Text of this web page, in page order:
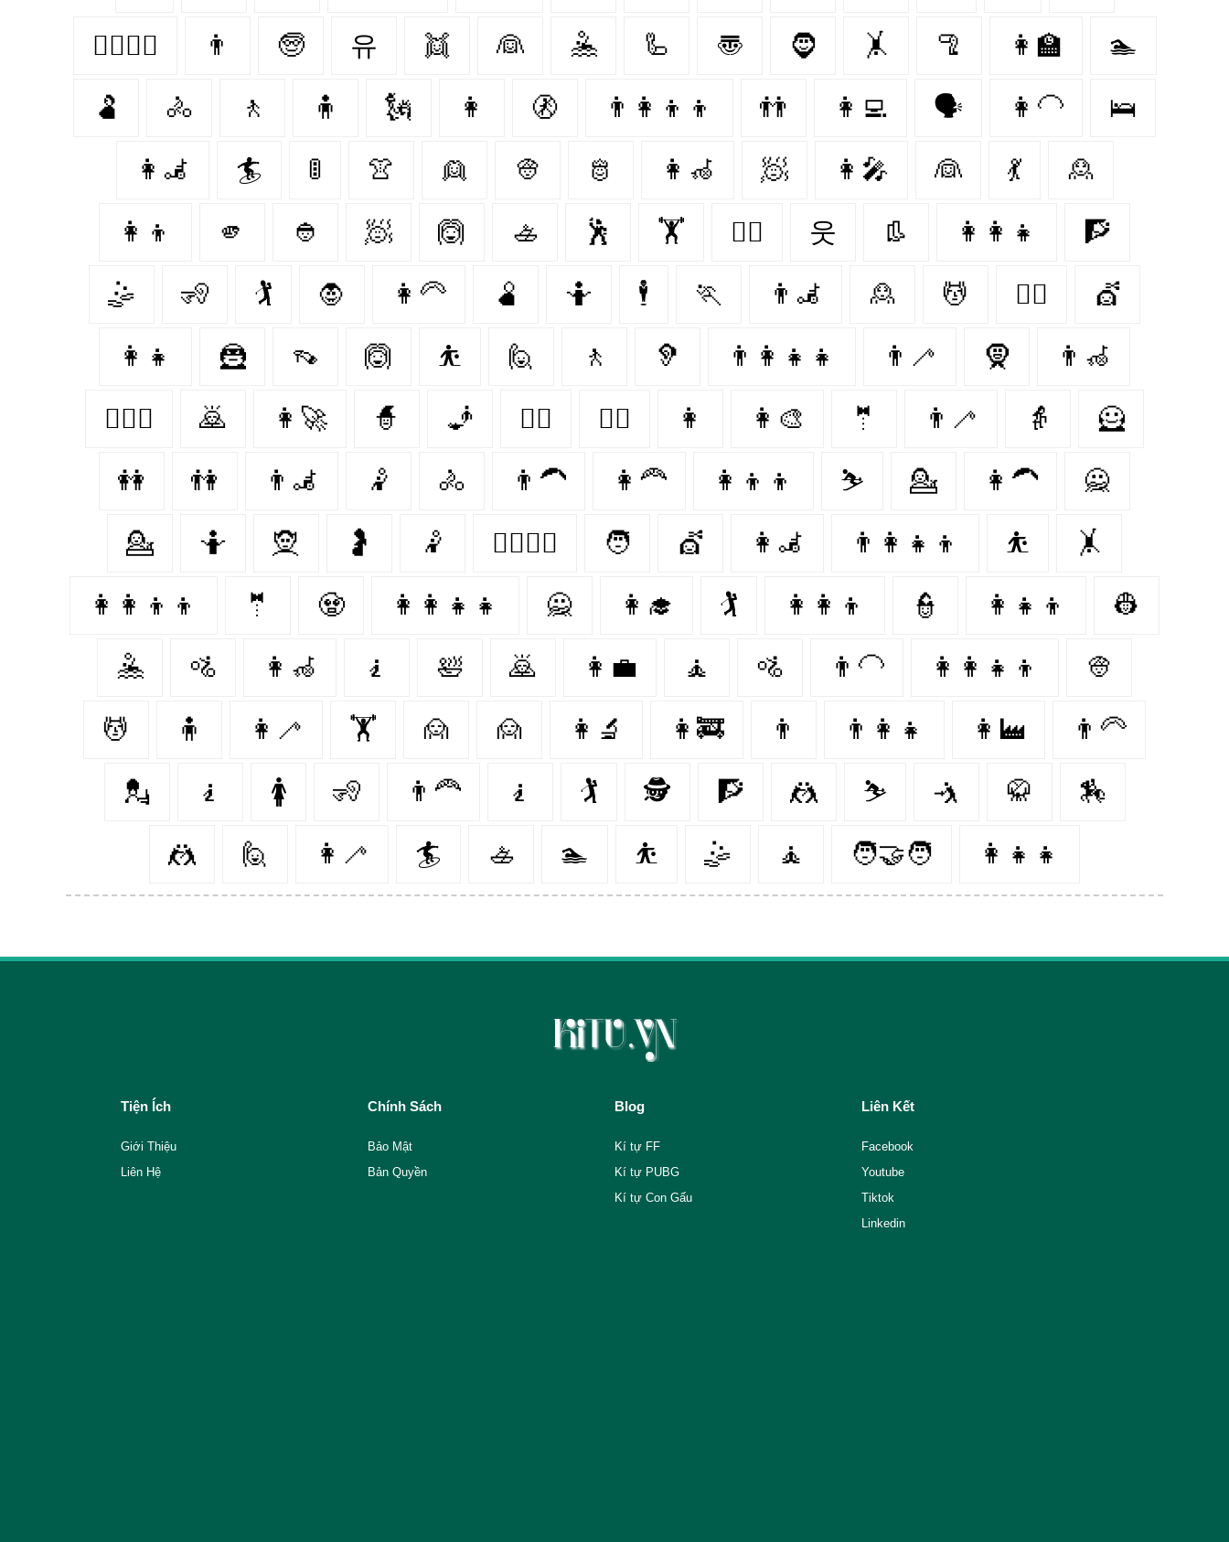
👩‍❤️‍💋‍👩 👨 🧓 유 👯 👰 🤽 🦾 〠 🧔‍ 🤸 🦿 👩‍🏫 🏊
🫃 🚴 🚶 🧍 🗽 👩 🚷 👨‍👩‍👦‍👦 👬 👩‍💻 🗣️ 👩‍🦲 🛌
👩‍🦼‍ 🏄 🚦 👚 👱 👳 🫅 👩‍🦽‍ 🧖‍ 👩‍🎤 👰‍ 💃 🙎‍
👩‍👦 🫵 👲 🧖 🙆 🚣 🕺 🏋 👩‍⚕️ 웃 👢 👩‍👩‍👧 🧗
🤹 🧏 🏌 🧛‍ 👩‍🦳 🫄 🤷 🕴 🏃‍ 👨‍🦼‍️ 🙎 💆 🐕‍🦺 💇‍
👩‍👧 🦹‍ 👡 🙆‍ ⛹ 🙋 🚶‍ 🦻 👨‍👩‍👧‍👧 👨‍🦯 🧕 👨‍🦽
👩‍❤️‍👩 🙇 👩‍🚀 🧙‍ 🧞‍ 👩‍✈️ 👩‍⚖️ 👩‍ 👩‍🎨 🤵‍ 👨‍🦯‍ 👵 🦸‍
👭 👫 👨‍🦼 🤾 🚴‍ 👨‍🦱 👩‍🦰 👩‍👦‍👦 ⛷️ 💁 👩‍🦱 🙅
💁‍ 🤷‍ 🧝‍ 🤰 🤾‍ 👩‍❤️‍💋‍👨 🧑‍ 💇 👩‍🦼 👨‍👩‍👧‍👦 ⛹️ 🤸‍
👩‍👩‍👦‍👦 🤵 🧟‍ 👩‍👩‍👧‍👧 🙅‍ 👩‍🎓 🏌️‍ 👩‍👩‍👦 👮‍ 👩‍👧‍👦 👷‍
🤽‍ 🚵 👩‍🦽 🧎 🛀 🙇‍ 👩‍💼 🧘 🚵‍ 👨‍🦲 👩‍👩‍👧‍👦 👳‍
💆‍ 🧍‍ 👩‍🦯 🏋️ 🙍 🙍‍ 👩‍🔬 👩‍🚒 👨‍ 👨‍👩‍👧 👩‍🏭 👨‍🦳
💂‍ 🧎‍ 🚺 🧏‍ 👨‍🦰 🧎‍️ 🏌️ 🕵️‍️ 🧗‍ 🤼‍ ⛷ 🤺 🥋 🏇
🤼 🙋‍ 👩‍🦯️ 🏄‍ 🚣‍ 🏊‍ ⛹️‍ 🤹‍ 🧘‍ 🧑‍🤝‍🧑 👩‍👧‍👧
Tiện Ích
Giới Thiệu
Liên Hệ
Chính Sách
Bảo Mật
Bản Quyền
Blog
Kí tự FF
Kí tự PUBG
Kí tự Con Gấu
Liên Kết
Facebook
Youtube
Tiktok
Linkedin